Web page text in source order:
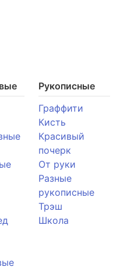
Рукописные
Граффити
Кисть
Красивый
почерк
От руки
Разные
рукописные
Трэш
Школа